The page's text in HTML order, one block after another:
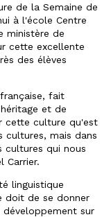
de la Semaine de
à l'école Centre
ministère de
cette excellente
des élèves
fait
et de
cette culture qu'est
cultures, mais dans
cultures qui nous
Carrier.
linguistique
doit de se donner
sur